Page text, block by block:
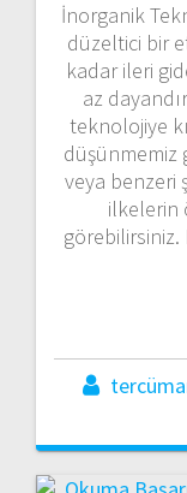
İnorganik
düzeltici bir
kadar ileri
az
teknolojiye
düşünmemiz
veya benzeri
ilkelerin